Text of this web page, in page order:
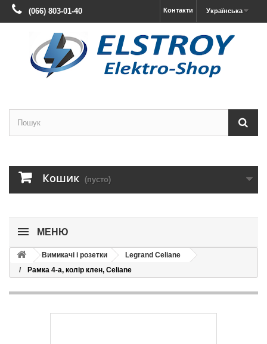
Українська
Контакти
(066) 803-01-40
Кошик (пусто)
МЕНЮ
Вимикачі і розетки
Legrand Celiane
Рамка 4-а, колір клен, Celiane